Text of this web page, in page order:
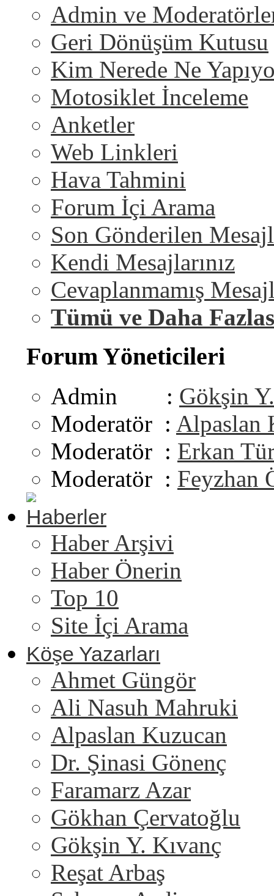
Admin ve
Geri Dönüşüm Kutusu
Kim Nerede Ne
Motosiklet İnceleme
Anketler
Web Linkleri
Hava Tahmini
Forum İçi Arama
Son Gönderilen
Kendi Mesajlarınız
Cevaplanmamış
Tümü ve Daha
Forum Yöneticileri
Admin : Gökşin
Moderatör : Alpaslan
Moderatör : Erkan
Moderatör : Feyzhan
Haberler
Haber Arşivi
Haber Önerin
Top 10
Site İçi Arama
Köşe Yazarları
Ahmet Güngör
Ali Nasuh Mahruki
Alpaslan Kuzucan
Dr. Şinasi Gönenç
Faramarz Azar
Gökhan Çervatoğlu
Gökşin Y. Kıvanç
Reşat Arbaş